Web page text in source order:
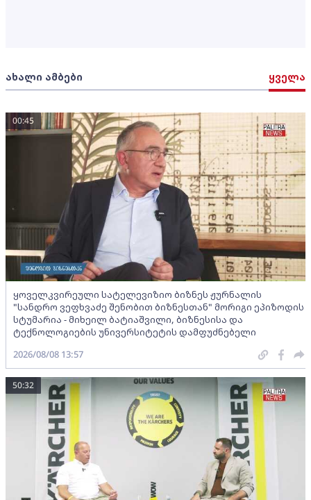
ახალი ამბები ყველა
ყოველკვირეული სატელევიზიო ბიზნეს ჟურნალის
"სანდრო ვეფხვაძე შენობით ბიზნესთან" მორიგი ეპიზოდის
სტუმარია - მიხეილ ბატიაშვილი, ბიზნესისა და
ტექნოლოგიების უნივერსიტეტის დამფუძნებელი
00:45
2026/08/08 13:57
50:32